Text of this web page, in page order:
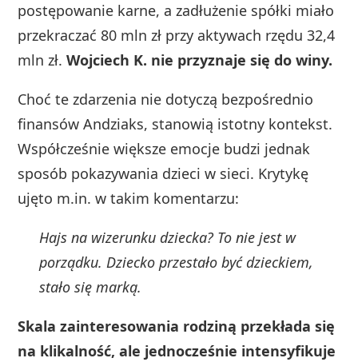
postępowanie karne, a zadłużenie spółki miało
przekraczać 80 mln zł przy aktywach rzędu 32,4
mln zł.Wojciech K. nie przyznaje się do winy.
Choć te zdarzenia nie dotyczą bezpośrednio
finansów Andziaks, stanowią istotny kontekst.
Współcześnie większe emocje budzi jednak
sposób pokazywania dzieci w sieci. Krytykę
ujęto m.in. w takim komentarzu:
Hajs na wizerunku dziecka? To nie jest w
porządku. Dziecko przestało być dzieckiem,
stało się marką.
Skala zainteresowania rodziną przekłada się
na klikalność, ale jednocześnie intensyfikuje